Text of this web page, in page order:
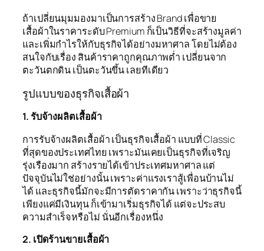
ถ้าเปลี่ยนมุมมองมาเป็นการสร้าง Brand เพื่อขาย
เสื้อผ้าในราคาระดับ Premium ก็เป็นวิธีที่จะสร้างมูลค่า
และเพิ่มกำไรให้กับธุรกิจได้อย่างมหาศาล โดยไม่ต้อง
สนใจกับเรื่อง สินค้าราคาถูกคุณภาพต่ำ เปลี่ยนจาก
ตะวันตกดิน เป็นตะวันขึ้น เลยทีเดียว
รูปแบบของธุรกิจเสื้อผ้า
1. รับจ้างผลิตเสื้อผ้า
การรับจ้างผลิตเสื้อผ้า เป็นธุรกิจเสื้อผ้า แบบที่ Classic
ที่สุดของประเทศไทย เพราะมันเคยเป็นธุรกิจที่เจริญ
รุ่งเรืองมาก สร้างรายได้เข้าประเทศมหาศาล แต่
ปัจจุบันไม่ใช่อย่างนั้น เพราะค่าแรงเราสู้เพื่อนบ้านไม่
ได้ และธุรกิจนี้มักจะมีการตัดราคากัน เพราะว่าธุรกิจนี้
เพียงแค่มีเงินทุน ก็เข้ามาเริ่มธุรกิจได้ แต่จะประสบ
ความสำเร็จหรือไม่ นั่นอีกเรื่องหนึ่ง
2. เปิดร้านขายเสื้อผ้า